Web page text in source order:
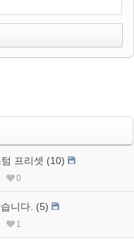
프리셋 (10)
0
니다. (5)
1